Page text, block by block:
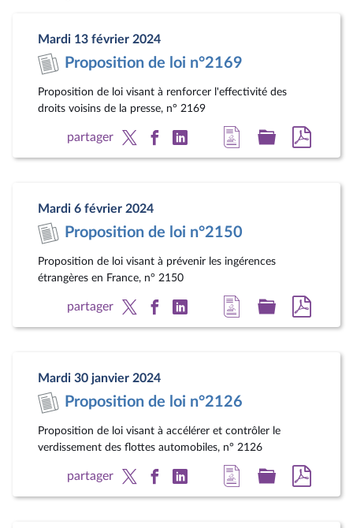
Mardi 13 février 2024
Proposition de loi n°2169
Proposition de loi visant à renforcer l'effectivité des
droits voisins de la presse, n° 2169
partager
Accéder
à
document
Accéder
au au
Mardi 6 février 2024
Proposition de loi n°2150
Proposition de loi visant à prévenir les ingérences
étrangères en France, n° 2150
partager
Accéder
à
document
Accéder
au au
Mardi 30 janvier 2024
Proposition de loi n°2126
Proposition de loi visant à accélérer et contrôler le
verdissement des flottes automobiles, n° 2126
partager
Accéder
à
Accéder
au au